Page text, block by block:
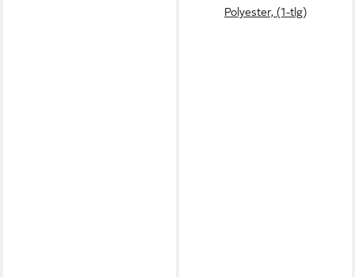
Polyester, (1-tlg)